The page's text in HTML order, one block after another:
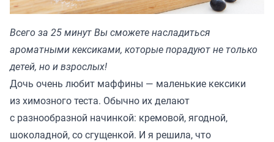
Всего за 25 минут Вы сможете насладиться
ароматными кексиками, которые порадуют не только
детей, но и взрослых!
Дочь очень любит маффины — маленькие кексики
из химозного теста. Обычно их делают
с разнообразной начинкой: кремовой, ягодной,
шоколадной, со сгущенкой. И я решила, что